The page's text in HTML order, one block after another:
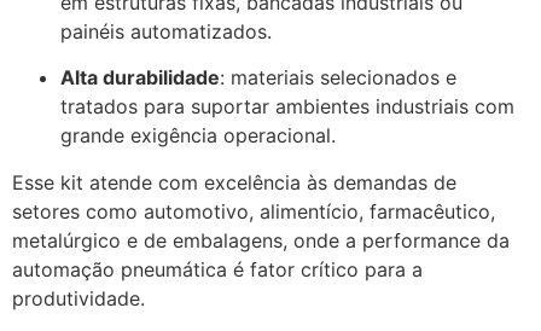
painéis automatizados.
Alta durabilidade: materiais selecionados e
tratados para suportar ambientes industriais com
grande exigência operacional.
Esse kit atende com excelência às demandas de
setores como automotivo, alimentício, farmacêutico,
metalúrgico e de embalagens, onde a performance da
automação pneumática é fator crítico para a
produtividade.